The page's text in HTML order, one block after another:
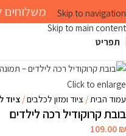
Skip to navigation
Skip to main content
משלוחים
תפריט
Click to enlarge
עמוד הבית
ציוד ומזון לכלבים ציוד
בובת קרוקודיל רכה לילדים
109.00₪